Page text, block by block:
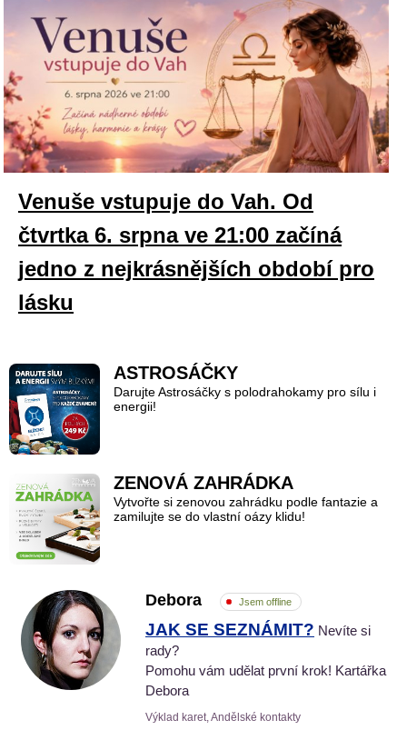
Venuše vstupuje do Vah. Od
čtvrtka 6. srpna ve 21:00 začíná
jedno z nejkrásnějších období pro
lásku
ASTROSÁČKY
Darujte Astrosáčky s polodrahokamy pro sílu i
energii!
ZENOVÁ ZAHRÁDKA
Vytvořte si zenovou zahrádku podle fantazie a
zamilujte se do vlastní oázy klidu!
Debora Jsem offline
JAK SE SEZNÁMIT? Nevíte si
rady?
Pomohu vám udělat první krok! Kartářka
Debora
Výklad karet, Andělské kontakty